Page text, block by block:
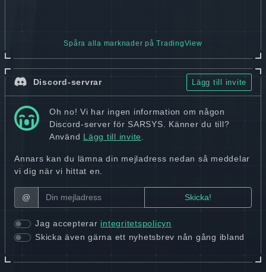
Spåra alla marknader på TradingView
Discord-servrar Lägg till invite
Oh no! Vi har ingen information om någon
Discord-server för SARSYS. Känner du till?
Använd Lägg till invite.
Annars kan du lämna din mejladress nedan så meddelar
vi dig när vi hittat en.
@
Jag accepterar integritetspolicyn
Skicka även gärna ett nyhetsbrev nån gång ibland